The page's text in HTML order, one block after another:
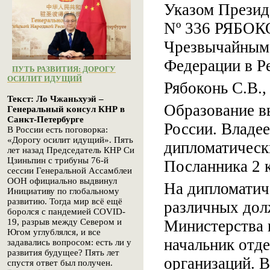
ПУТЬ РАЗВИТИЯ: ДОРОГУ
ОСИЛИТ ИДУЩИЙ
Текст: Ло Чжаньхуэй –
Генеральный консул КНР в
Санкт-Петербурге
В России есть поговорка:
«Дорогу осилит идущий». Пять
лет назад Председатель КНР Си
Цзиньпин с трибуны 76-й
сессии Генеральной Ассамблеи
ООН официально выдвинул
Инициативу по глобальному
развитию. Тогда мир всё ещё
боролся с пандемией COVID-
19, разрыв между Севером и
Югом углублялся, и все
задавались вопросом: есть ли у
развития будущее? Пять лет
спустя ответ был получен.
Указом
Nº 336
Федерации в
Рябоконь С.В.,
Образование
России.
Посланника 2
На
различных
Министерства
начальник
организаций.